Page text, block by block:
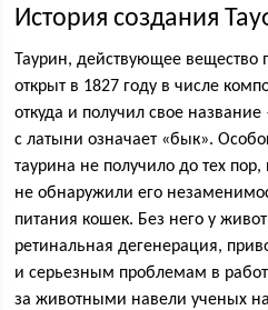
История создания
Таурин, действующее вещество
открыт в 1827 году в числе
откуда и получил свое
с латыни означает «бык».
таурина не получило до тех
не обнаружили его
питания кошек. Без него у
ретинальная дегенерация,
и серьезным проблемам в
за животными навели ученых